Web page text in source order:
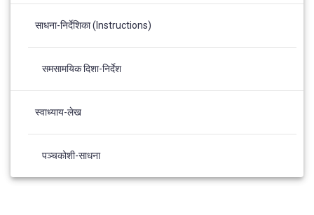
साधना-निर्देशिका (Instructions)
समसामयिक दिशा-निर्देश
स्वाध्याय-लेख
पञ्चकोशी-साधना